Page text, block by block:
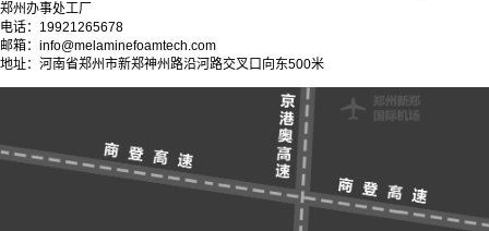
郑州办事处工厂
电话：19921265678
邮箱：info@melaminefoamtech.com
地址：河南省郑州市新郑神州路沿河路交叉口向东500米